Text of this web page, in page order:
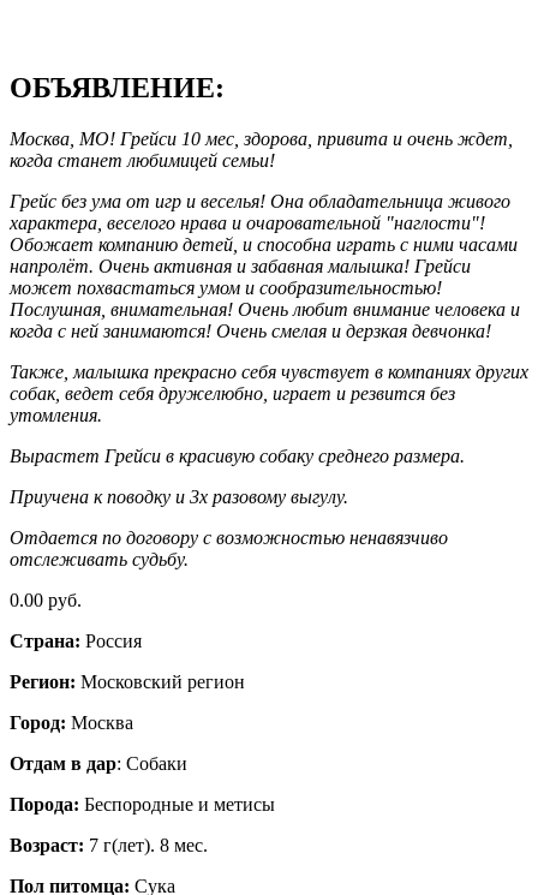
ОБЪЯВЛЕНИЕ:
Москва, МО! Грейси 10 мес, здорова, привита и очень ждет,
когда станет любимицей семьи!
Грейс без ума от игр и веселья! Она обладательница живого
характера, веселого нрава и очаровательной "наглости"!
Обожает компанию детей, и способна играть с ними часами
напролёт. Очень активная и забавная малышка! Грейси
может похвастаться умом и сообразительностью!
Послушная, внимательная! Очень любит внимание человека и
когда с ней занимаются! Очень смелая и дерзкая девчонка!
Также, малышка прекрасно себя чувствует в компаниях других
собак, ведет себя дружелюбно, играет и резвится без
утомления.
Вырастет Грейси в красивую собаку среднего размера.
Приучена к поводку и 3х разовому выгулу.
Отдается по договору с возможностью ненавязчиво
отслеживать судьбу.
0.00 руб.
Страна: Россия
Регион: Московский регион
Город: Москва
Отдам в дар: Собаки
Порода: Бeспородные и метисы
Возраст: 7 г(лет). 8 мес.
Пол питомца: Сука